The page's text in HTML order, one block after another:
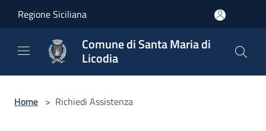
Regione Siciliana
Comune di Santa Maria di
Licodia
Home > Richiedi Assistenza